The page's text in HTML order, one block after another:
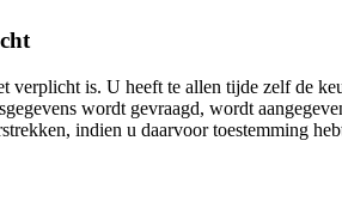
verplicht is. U heeft te allen tijde zelf de
wordt gevraagd, wordt
indien u daarvoor